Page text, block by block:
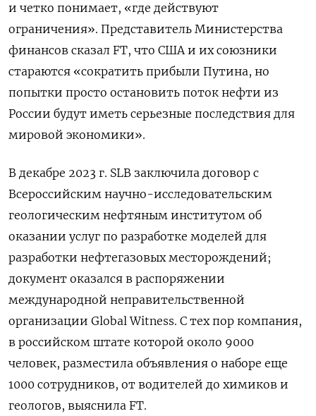
и четко понимает, «где действуют
ограничения». Представитель Министерства
финансов сказал FT, что США и их союзники
стараются «сократить прибыли Путина, но
попытки просто остановить поток нефти из
России будут иметь серьезные последствия для
мировой экономики».
В декабре 2023 г. SLB заключила договор с
Всероссийским научно-исследовательским
геологическим нефтяным институтом об
оказании услуг по разработке моделей для
разработки нефтегазовых месторождений;
документ оказался в распоряжении
международной неправительственной
организации Global Witness. С тех пор компания,
в российском штате которой около 9000
человек, разместила объявления о наборе еще
1000 сотрудников, от водителей до химиков и
геологов, выяснила FT.